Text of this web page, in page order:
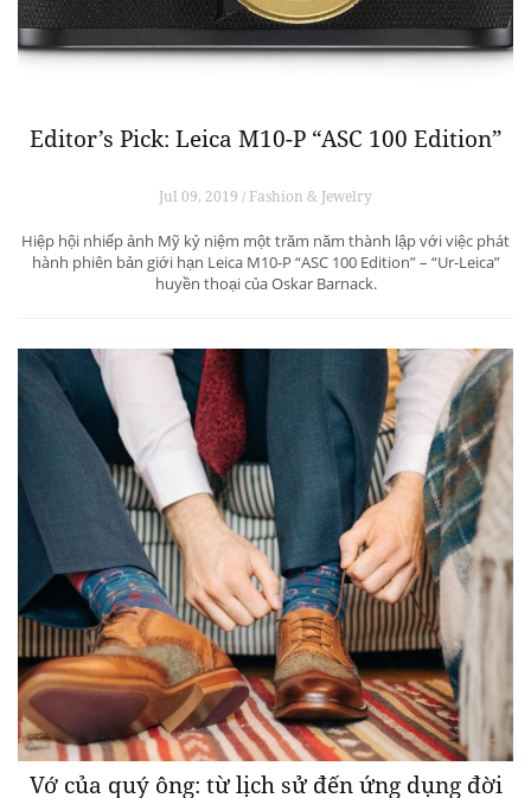
Editor’s Pick: Leica M10-P “ASC 100 Edition”
Jul 09, 2019 / Fashion & Jewelry
Hiệp hội nhiếp ảnh Mỹ kỷ niệm một trăm năm thành lập với việc phát
hành phiên bản giới hạn Leica M10-P “ASC 100 Edition” – “Ur-Leica”
huyền thoại của Oskar Barnack.
Vớ của quý ông: từ lịch sử đến ứng dụng đời